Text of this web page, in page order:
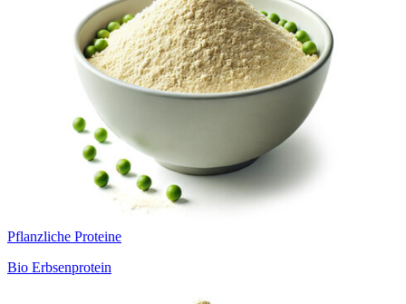
Pflanzliche Proteine
Bio Erbsenprotein